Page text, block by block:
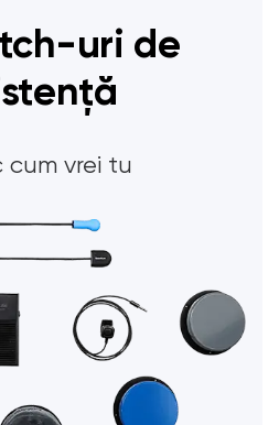
uri de
cum vrei tu